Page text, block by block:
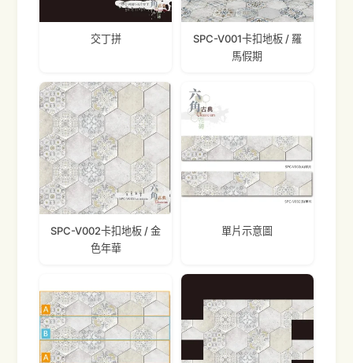
交丁拼
SPC-V001卡扣地板 / 羅
馬假期
SPC-V002卡扣地板 / 金
色年華
單片示意圖